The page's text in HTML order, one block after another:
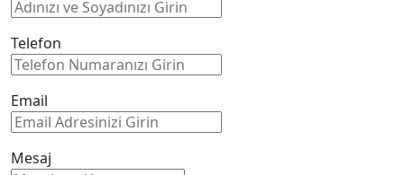
Telefon
Email
Mesaj